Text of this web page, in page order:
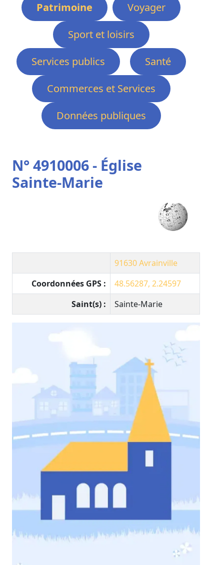
Patrimoine
Voyager
Sport et loisirs
Services publics
Santé
Commerces et Services
Données publiques
N° 4910006 - Église
Sainte-Marie
91630Avrainville
Coordonnées GPS :
48.56287, 2.24597
Saint(s) :
Sainte-Marie